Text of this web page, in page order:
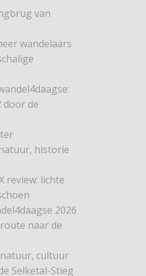
van
wandelaars
door de
historie
review: lichte
2026
naar de
cultuur
Selketal-Stieg